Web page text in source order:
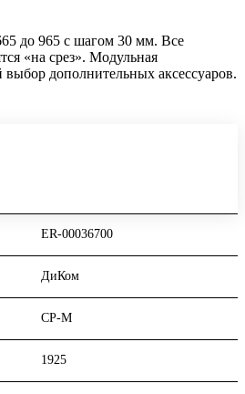
до 965 с шагом 30 мм. Все
«на срез». Модульная
дополнительных аксессуаров.
ER-00036700
ДиКом
СР-М
1925